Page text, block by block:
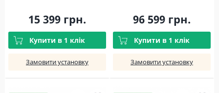
15 399 грн.
Купити в 1 клік
Замовити установку
96 599 грн.
Купити в 1 клік
Замовити установку